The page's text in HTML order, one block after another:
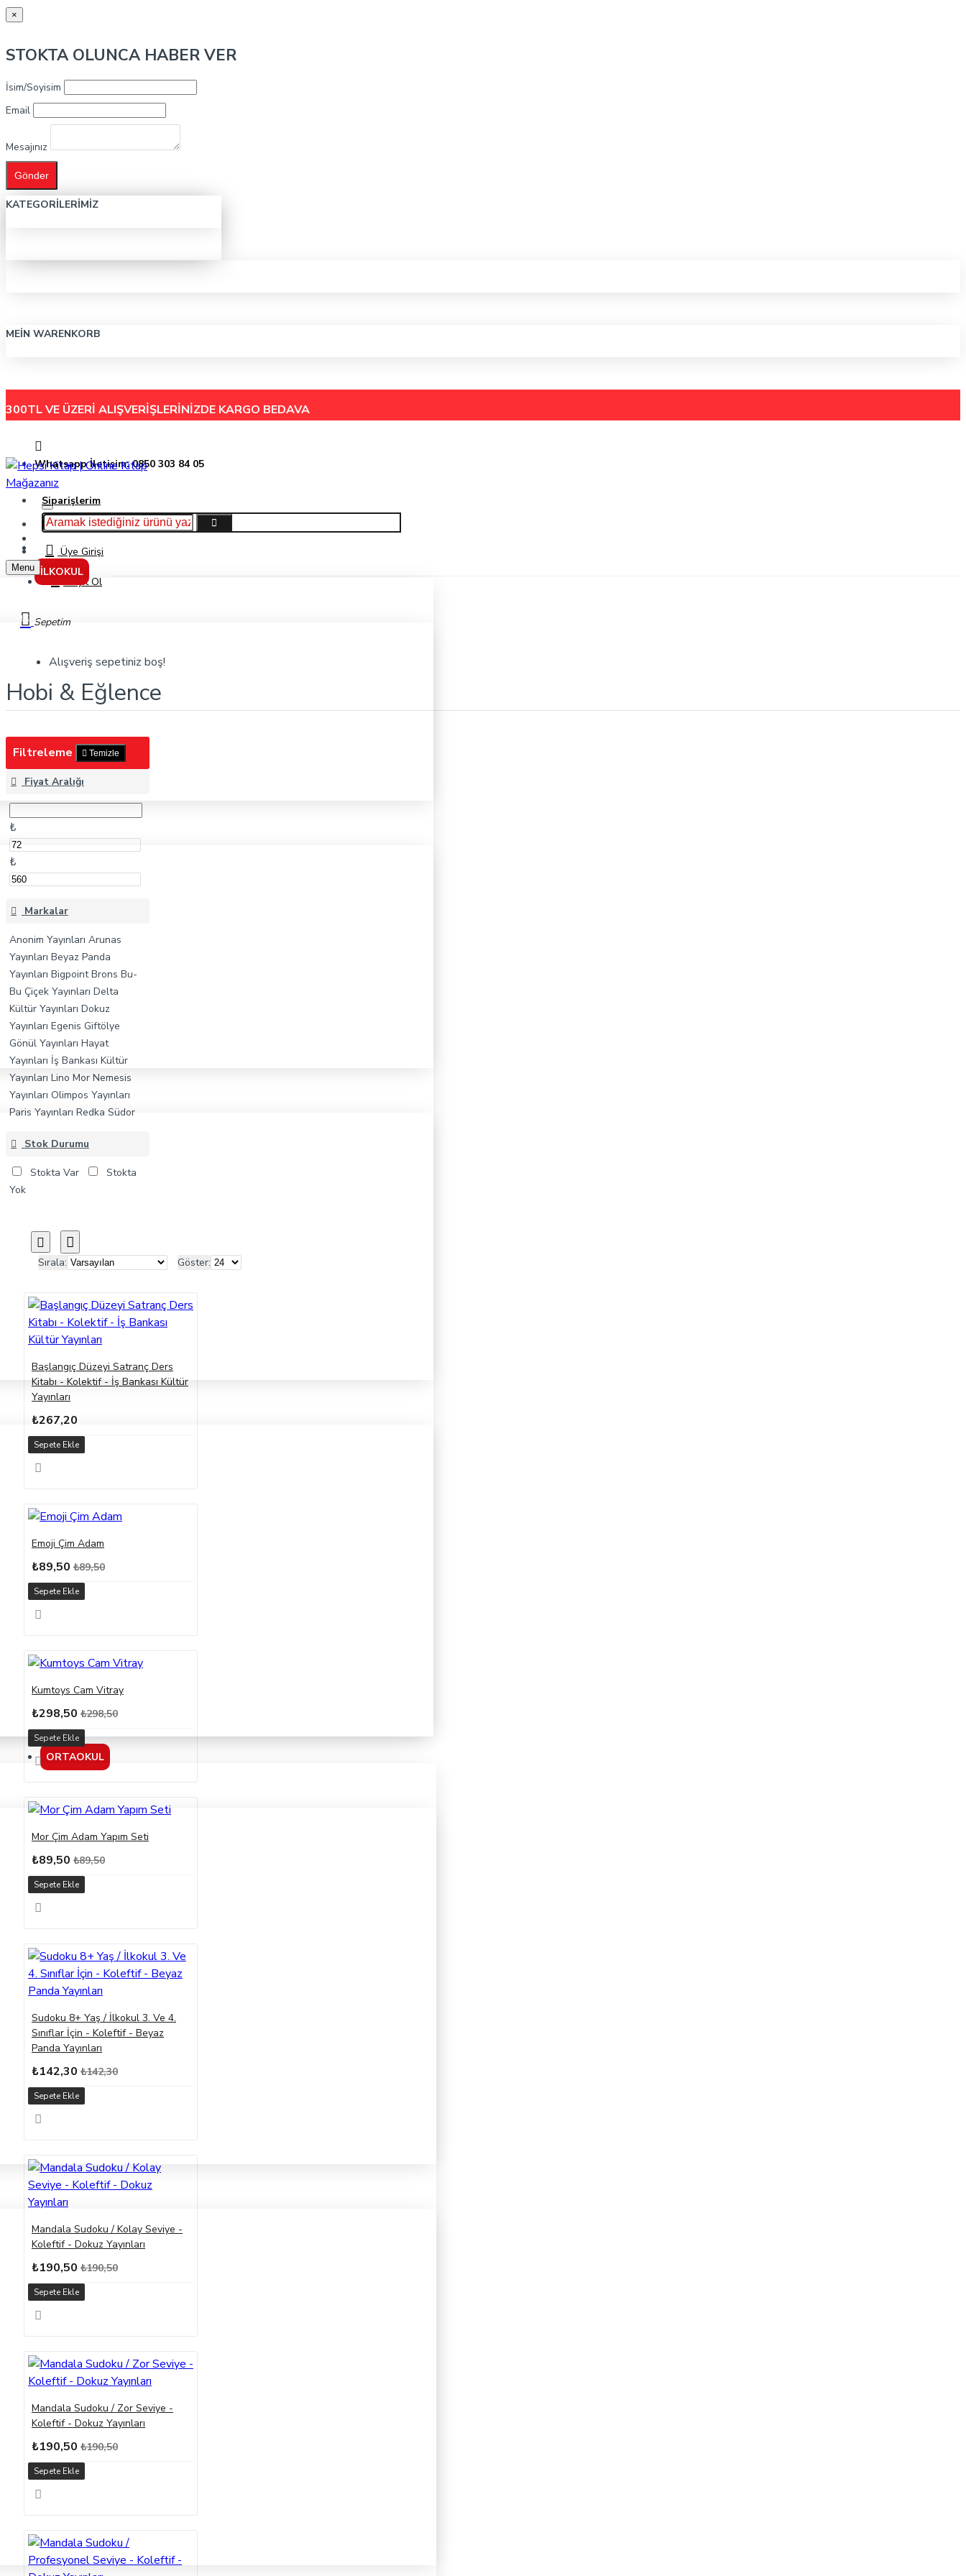
×
STOKTA OLUNCA HABER VER
İsim/Soyisim
Email
Mesajınız
Gönder
KATEGORILERIMIZ
MEIN WARENKORB
300TL VE ÜZERİ ALIŞVERİŞLERİNİZDE KARGO BEDAVA
Whatsapp İletişim: 0850 303 84 05
Siparişlerim
Hakkımızda
İletişimÜye Girişi
Kayıt Ol
Sepetim
Alışveriş sepetiniz boş!
İLKOKUL
ORTAOKUL
Menu
Kültür
Hobi & Eğlence
Filtreleme Temizle
Fiyat Aralığı
₺
₺
Markalar
Anonim Yayınları Arunas
Yayınları Beyaz Panda
Yayınları Bigpoint Brons Bu-
Bu Çiçek Yayınları Delta
Kültür Yayınları Dokuz
Yayınları Egenis Giftölye
Gönül Yayınları Hayat
Yayınları İş Bankası Kültür
Yayınları Lino Mor Nemesis
Yayınları Olimpos Yayınları
Paris Yayınları Redka Südor
Stok Durumu
Stokta Var
Stokta
Yok
Sırala: Göster:
Başlangıç Düzeyi Satranç Ders
Kitabı - Kolektif - İş Bankası Kültür
Yayınları
₺267,20
Sepete Ekle
Emoji Çim Adam
₺89,50 ₺89,50
Sepete Ekle
Kumtoys Cam Vitray
₺298,50 ₺298,50
Sepete Ekle
Mor Çim Adam Yapım Seti
₺89,50 ₺89,50
Sepete Ekle
Sudoku 8+ Yaş / İlkokul 3. Ve 4.
Sınıflar İçin - Koleftif - Beyaz
Panda Yayınları
₺142,30 ₺142,30
Sepete Ekle
Mandala Sudoku / Kolay Seviye -
Koleftif - Dokuz Yayınları
₺190,50 ₺190,50
Sepete Ekle
Mandala Sudoku / Zor Seviye -
Koleftif - Dokuz Yayınları
₺190,50 ₺190,50
Sepete Ekle